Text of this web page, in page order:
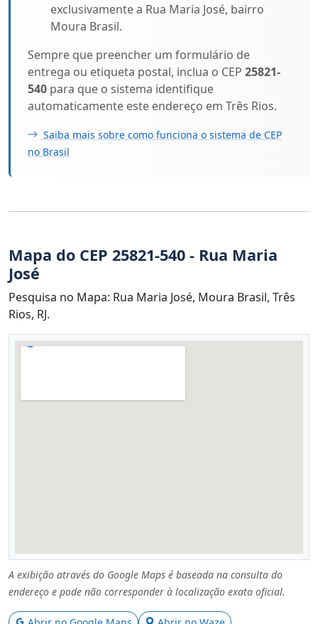
exclusivamente a Rua Maria José, bairro
Moura Brasil.
Sempre que preencher um formulário de
entrega ou etiqueta postal, inclua o CEP 25821-
540 para que o sistema identifique
automaticamente este endereço em Três Rios.
Saiba mais sobre como funciona o sistema de CEP
no Brasil
Mapa do CEP 25821-540 - Rua Maria
José
Pesquisa no Mapa: Rua Maria José, Moura Brasil, Três
Rios, RJ.
A exibição através do Google Maps é baseada na consulta do
endereço e pode não corresponder à localização exata oficial.